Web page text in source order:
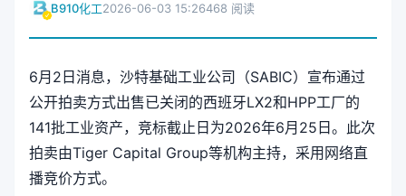
B910化工2026-06-03 15:26468 阅读
6月2日消息，沙特基础工业公司（SABIC）宣布通过
公开拍卖方式出售已关闭的西班牙LX2和HPP工厂的
141批工业资产，竞标截止日为2026年6月25日。此次
拍卖由Tiger Capital Group等机构主持，采用网络直
播竞价方式。